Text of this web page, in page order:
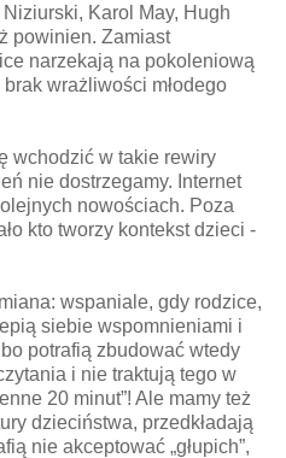
Karol May, Hugh
powinien. Zamiast
narzekają na pokoleniową
wrażliwości młodego
wchodzić w takie rewiry
nie dostrzegamy. Internet
nowościach. Poza
kto tworzy kontekst dzieci -
wspaniale, gdy rodzice,
siebie wspomnieniami i
potrafią zbudować wtedy
i nie traktują tego w
20 minut”! Ale mamy też
dzieciństwa, przedkładają
nie akceptować „głupich”,